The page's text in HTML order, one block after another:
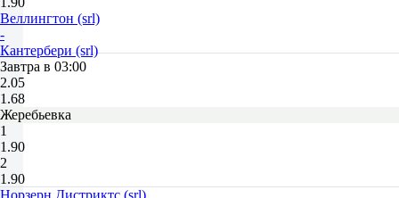
Веллингтон (srl)
-
Кантербери (srl)
Завтра в 03:00
2.05
1.68
Жеребьевка
1
1.90
2
1.90
Норзерн Дистриктс (srl)